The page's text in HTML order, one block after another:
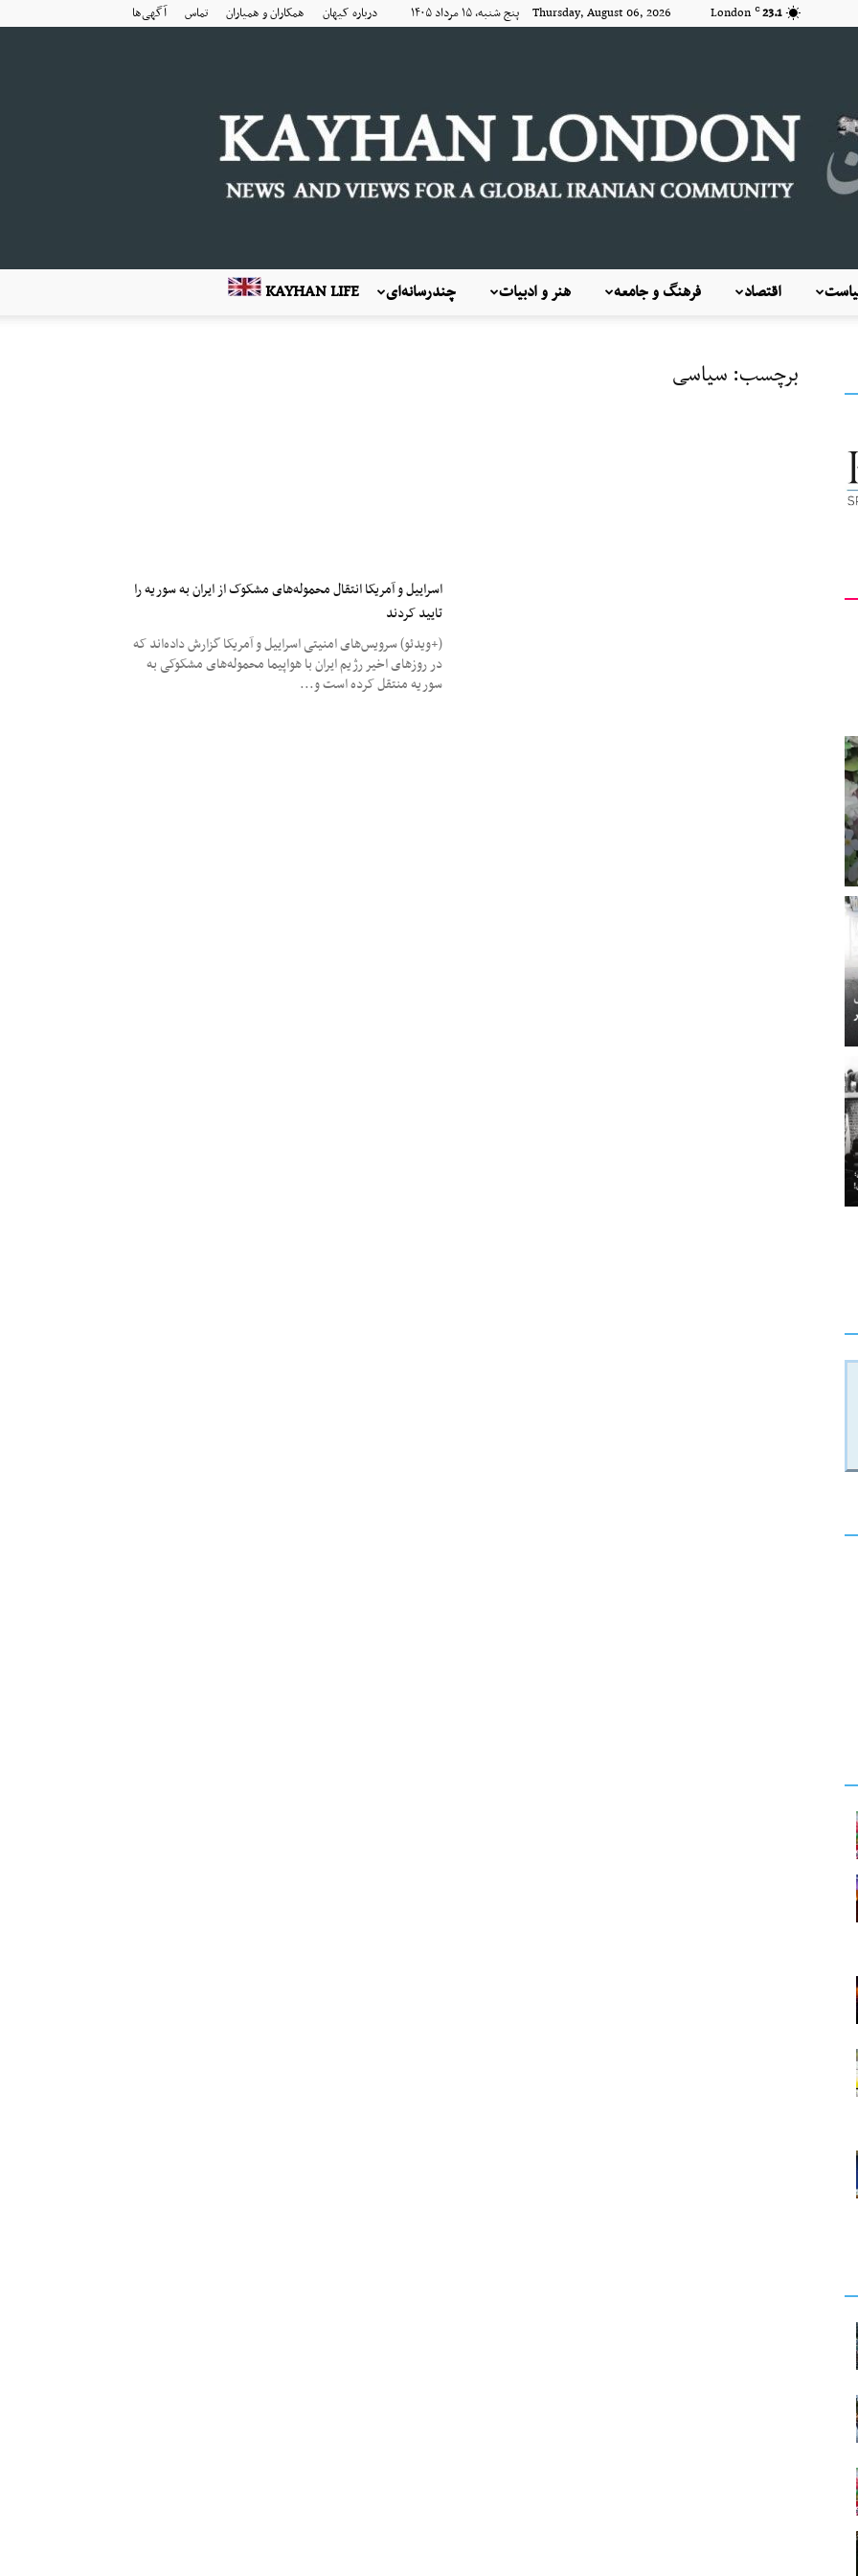
23.1
C
London Thursday, August 06, 2026 پنج شنبه, ۱۵ مرداد ۱۴۰۵ درباره کیهان همکاران و همیاران تماس آگهی‌ها
KAYHAN LIFE چندرسانه‌ای هنر و ادبیات فرهنگ و جامعه اقتصاد
برچسب: سیاسی
اسراییل و آمریکا انتقال محموله‌های مشکوک از ایران به سوریه را
تایید کردند
(+ویدئو) سرویس‌های امنیتی اسراییل و آمریکا گزارش داده‌اند که
در روزهای اخیر رژیم ایران با هواپیما محموله‌های مشکوکی به
سوریه منتقل کرده است و...